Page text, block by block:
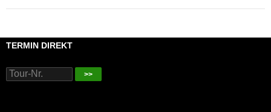
TERMIN DIREKT
>>